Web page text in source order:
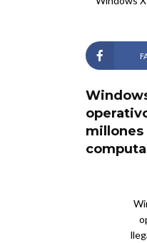
millones